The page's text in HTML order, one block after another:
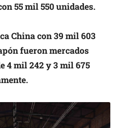
55 mil 550 unidades.
China con 39 mil 603
fueron mercados
4 mil 242 y 3 mil 675